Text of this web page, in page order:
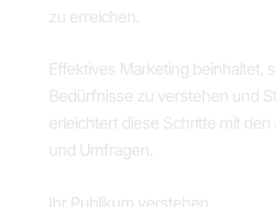
zu erreichen.
Effektives Marketing beinhaltet,
Bedürfnisse zu verstehen und
erleichtert diese Schritte mit
und Umfragen.
Ihr Publikum verstehen